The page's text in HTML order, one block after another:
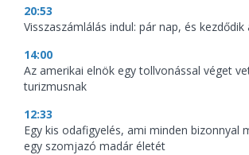
20:53
Visszaszámlálás indul: pár nap, és kezdődik
14:00
Az amerikai elnök egy tollvonással véget
turizmusnak
12:33
Egy kis odafigyelés, ami minden bizonnyal
egy szomjazó madár életét